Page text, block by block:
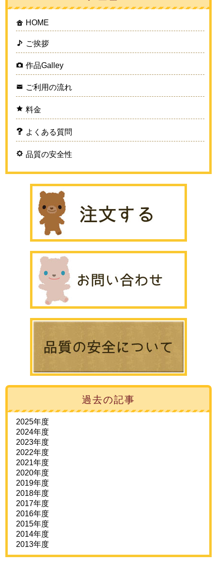
HOME
ご挨拶
作品Galley
ご利用の流れ
料金
よくある質問
品質の安全性
過去の記事
2025年度
2024年度
2023年度
2022年度
2021年度
2020年度
2019年度
2018年度
2017年度
2016年度
2015年度
2014年度
2013年度